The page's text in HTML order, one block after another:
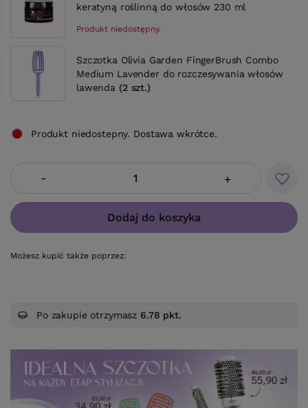
keratyną roślinną do włosów 230 ml
Produkt niedostępny.
Szczotka Olivia Garden FingerBrush Combo
Medium Lavender do rozczesywania włosów
lawenda (2szt.)
- +
Dodaj do koszyka
Możesz kupić także poprzez:
Produkt niedostepny. Dostawa wkrótce.
Po zakupie otrzymasz 6.78 pkt.